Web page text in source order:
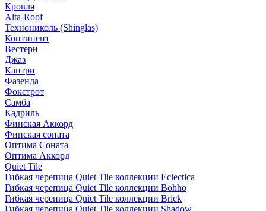
Кровля
Alta-Roof
Технониколь (Shinglas)
Континент
Вестерн
Джаз
Кантри
Фазенда
Фокстрот
Самба
Кадриль
Финская Аккорд
Финская соната
Оптима Соната
Оптима Аккорд
Quiet Tile
Гибкая черепица Quiet Tile коллекции Eclectica
Гибкая черепица Quiet Tile коллекции Bohho
Гибкая черепица Quiet Tile коллекции Brick
Гибкая черепица Quiet Tile коллекции Shadow